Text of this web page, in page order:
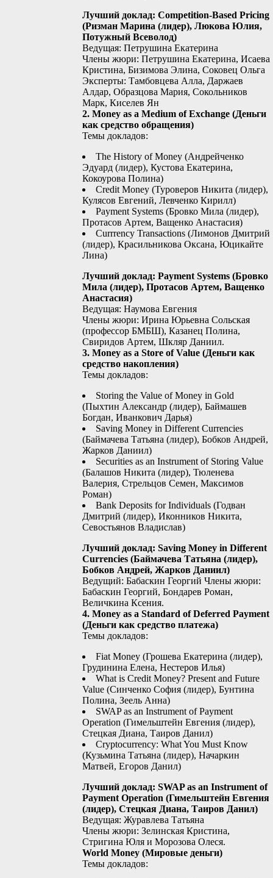
Лучший доклад: Competition-Based Pricing
(Ризман Марина (лидер), Люкова Юлия,
Потужный Всеволод)
Ведущая: Петрушина Екатерина
Члены жюри: Петрушина Екатерина, Исаева
Кристина, Бизимова Элина, Соковец Ольга
Эксперты: Тамбовцева Алла, Даржаев
Алдар, Образцова Мария, Сокольников
Марк, Киселев Ян
2. Money as a Medium of Exchange (Деньги
как средство обращения)
Темы докладов:
The History of Money (Андрейченко
Эдуард (лидер), Кустова Екатерина,
Кокоурова Полина)
Credit Money (Туроверов Никита (лидер),
Кулясов Евгений, Левченко Кирилл)
Payment Systems (Бровко Мила (лидер),
Протасов Артем, Ващенко Анастасия)
Currrency Transactions (Лимонов Дмитрий
(лидер), Красильникова Оксана, Юцикайте
Лина)
Лучший доклад: Payment Systems (Бровко
Мила (лидер), Протасов Артем, Ващенко
Анастасия)
Ведущая: Наумова Евгения
Члены жюри: Ирина Юрьевна Сольская
(профессор БМБШ), Казанец Полина,
Свиридов Артем, Шкляр Даниил.
3. Money as a Store of Value (Деньги как
средство накопления)
Темы докладов:
Storing the Value of Money in Gold
(Пыхтин Александр (лидер), Баймашев
Богдан, Иванкович Дарья)
Saving Money in Different Currencies
(Баймачева Татьяна (лидер), Бобков Андрей,
Жарков Даниил)
Securities as an Instrument of Storing Value
(Балашов Никита (лидер), Тюленева
Валерия, Стрельцов Семен, Максимов
Роман)
Bank Deposits for Individuals (Годван
Дмитрий (лидер), Иконников Никита,
Севостьянов Владислав)
Лучший доклад: Saving Money in Different
Currencies (Баймачева Татьяна (лидер),
Бобков Андрей, Жарков Даниил)
Ведущий: Бабаскин Георгий Члены жюри:
Бабаскин Георгий, Бондарев Роман,
Величкина Ксения.
4. Money as a Standard of Deferred Payment
(Деньги как средство платежа)
Темы докладов:
Fiat Money (Грошева Екатерина (лидер),
Грудинина Елена, Нестеров Илья)
What is Credit Money? Present and Future
Value (Синченко София (лидер), Бунтина
Полина, Зеель Анна)
SWAP as an Instrument of Payment
Operation (Гимельштейн Евгения (лидер),
Стецкая Диана, Таиров Данил)
Cryptocurrency: What You Must Know
(Кузьмина Татьяна (лидер), Начаркин
Матвей, Егоров Данил)
Лучший доклад: SWAP as an Instrument of
Payment Operation (Гимельштейн Евгения
(лидер), Стецкая Диана, Таиров Данил)
Ведущая: Журавлева Татьяна
Члены жюри: Зелинская Кристина,
Стригина Юля и Морозова Олеся.
World Money (Мировые деньги)
Темы докладов: